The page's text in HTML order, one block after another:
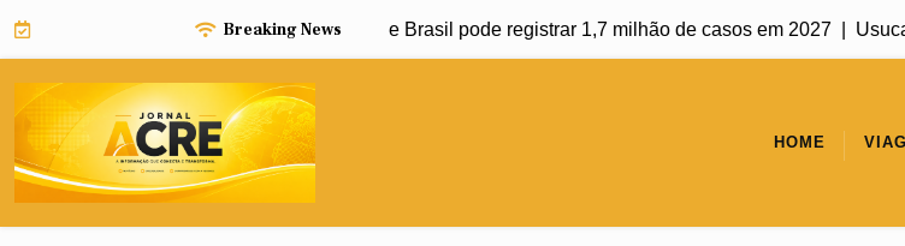
Breaking News
pode impulsionar avanço da dengue e Brasil pode registrar 1,7 milhão de casos em 2027 |
HOME